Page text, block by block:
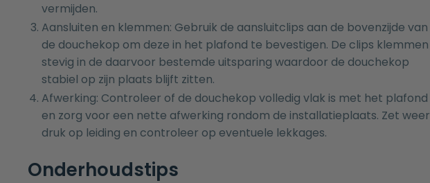
vermijden.
Aansluiten en klemmen: Gebruik de aansluitclips aan de bovenzijde van
de douchekop om deze in het plafond te bevestigen. De clips klemmen
stevig in de daarvoor bestemde uitsparing waardoor de douchekop
stabiel op zijn plaats blijft zitten.
Afwerking: Controleer of de douchekop volledig vlak is met het plafond
en zorg voor een nette afwerking rondom de installatieplaats. Zet weer
druk op leiding en controleer op eventuele lekkages.
Onderhoudstips